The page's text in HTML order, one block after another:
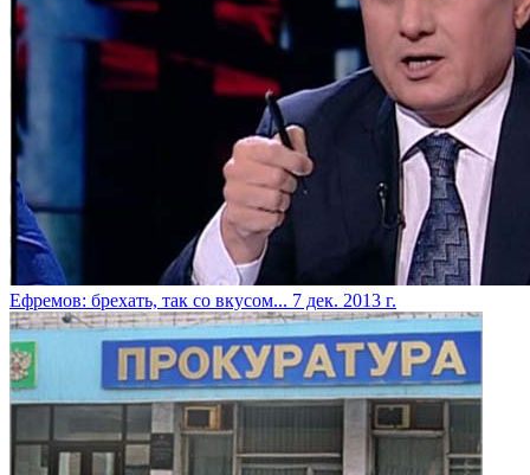
Ефремов: брехать, так со вкусом... 7 дек. 2013 г.